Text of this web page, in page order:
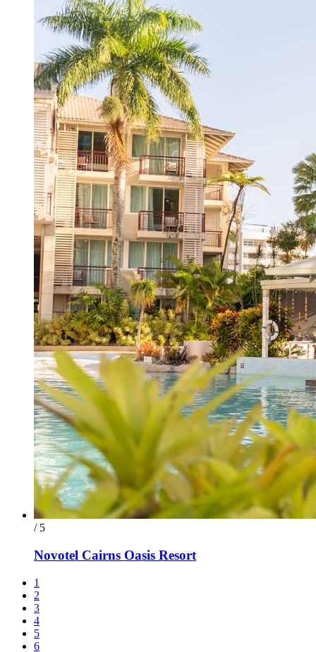
/ 5
Novotel Cairns Oasis Resort
1
2
3
4
5
6